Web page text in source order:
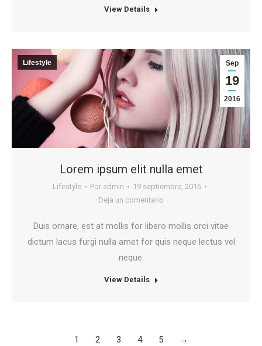
View Details
Lorem ipsum elit nulla emet
Lifestyle Por admin
19 septiembre, 2016
Deja un comentario
Sep
19
2016
Lifestyle
Duis ornare, est at mollis for libero mollis orci vitae
dictum lacus furgi nulla amet for quis neque lectus vel
neque.
View Details
1 2 3 4 5 →